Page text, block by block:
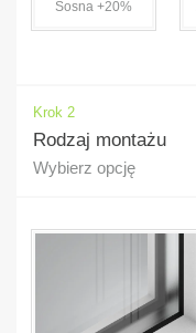
Sosna +20%
Krok 2
Rodzaj montażu
Wybierz opcję